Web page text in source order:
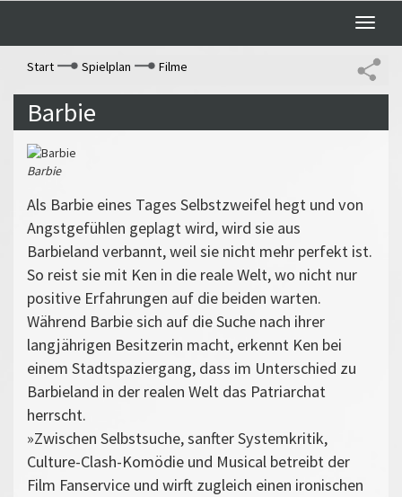
Toggle
Start
Spielplan Filme
Barbie
Barbie
Als Barbie eines Tages Selbstzweifel hegt und von
Angstgefühlen geplagt wird, wird sie aus
Barbieland verbannt, weil sie nicht mehr perfekt ist.
So reist sie mit Ken in die reale Welt, wo nicht nur
positive Erfahrungen auf die beiden warten.
Während Barbie sich auf die Suche nach ihrer
langjährigen Besitzerin macht, erkennt Ken bei
einem Stadtspaziergang, dass im Unterschied zu
Barbieland in der realen Welt das Patriarchat
herrscht.
»Zwischen Selbstsuche, sanfter Systemkritik,
Culture-Clash-Komödie und Musical betreibt der
Film Fanservice und wirft zugleich einen ironischen